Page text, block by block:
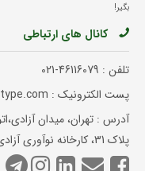
بگیر!
کانال های ارتباطی
تلفن : 021-46116079
پست الکترونیک : info@testotype.com
آدرس : تهران، میدان
پلاک 31، کارخانه نوآوری آزادی، شرکت توسعه تعالی نوتریکا